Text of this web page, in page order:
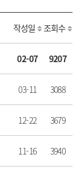
작성일 조회수
02-07 9207
03-11 3088
12-22 3679
11-16 3940